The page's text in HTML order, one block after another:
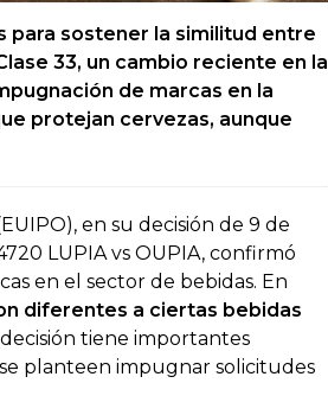
para sostener la similitud entre
33, un cambio reciente en la
de marcas en la
protejan cervezas, aunque
en su decisión de 9 de
LUPIA vs OUPIA, confirmó
en el sector de bebidas. En
diferentes a ciertas bebidas
tiene importantes
planteen impugnar solicitudes